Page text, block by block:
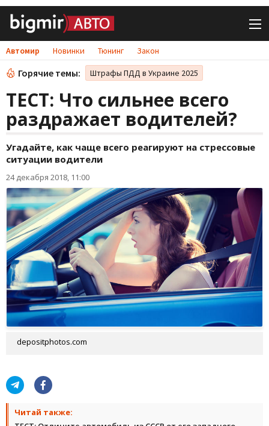
Автомир Новинки Тюнинг Закон
Горячие темы: Штрафы ПДД в Украине 2025
ТЕСТ: Что сильнее всего
раздражает водителей?
Угадайте, как чаще всего реагируют на стрессовые
ситуации водители
24 декабря 2018, 11:00
depositphotos.com
Читай также: